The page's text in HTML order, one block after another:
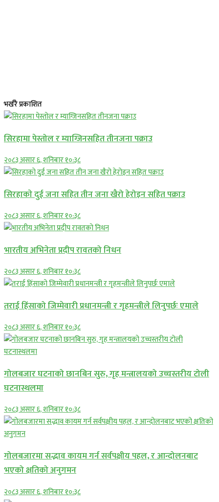
भर्खरै प्रकाशित
सिरहामा पेस्तोल र म्याग्जिनसहित तीनजना पक्राउ
२०८३ असार ६, शनिबार १०:३८
सिरहाकाे दुई जना सहित तीन जना खैरो हेरोइन सहित पक्राउ
२०८३ असार ६, शनिबार १०:३८
भारतीय अभिनेता प्रदीप रावतको निधन
२०८३ असार ६, शनिबार १०:३८
तराई हिंसाको जिम्मेवारी प्रधानमन्त्री र गृहमन्त्रीले लिनुपर्छः एमाले
२०८३ असार ६, शनिबार १०:३८
गोलबजार घटनाको छानबिन सुरु, गृह मन्त्रालयको उच्चस्तरीय टोली
घटनास्थलमा
२०८३ असार ६, शनिबार १०:३८
गोलबजारमा सद्भाव कायम गर्न सर्वपक्षीय पहल, र आन्दोलनबाट
भएको क्षतिको अनुगमन
२०८३ असार ६, शनिबार १०:३८